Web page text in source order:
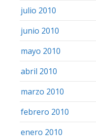
julio 2010
junio 2010
mayo 2010
abril 2010
marzo 2010
febrero 2010
enero 2010